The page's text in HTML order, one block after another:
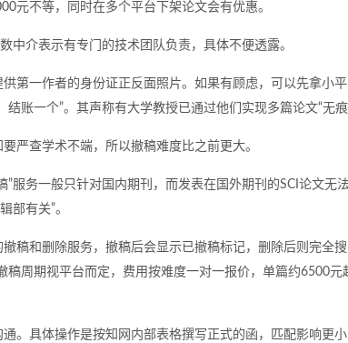
元不等，同时在多个平台下架论文会有优惠。
中介表示有专门的技术团队负责，具体不便透露。
第一作者的身份证正反面照片。如果有顾虑，可以先拿小平
账一个”。其声称有大学教授已通过他们实现多篇论文“无痕
严查学术不端，所以撤稿难度比之前更大。
”服务一般只针对国内期刊，而发表在国外期刊的SCI论文无
部有关”。
稿和删除服务，撤稿后会显示已撤稿标记，删除后则完全
稿周期视平台而定，费用按难度一对一报价，单篇约6500
。具体操作是按知网内部表格撰写正式的函，匹配影响更